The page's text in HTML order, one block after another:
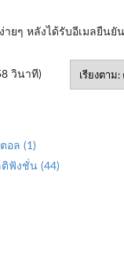
ยๆ หลังได้รับอีเมลยืน
วินาที)
อล (1)
ติฟังชั่น (44)